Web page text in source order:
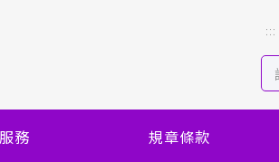
:::
務 規章條款